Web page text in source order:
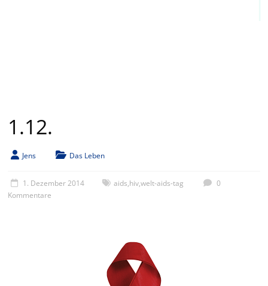
1.12.
Jens Das Leben
1. Dezember 2014 aids,hiv,welt-aids-tag
0
Kommentare